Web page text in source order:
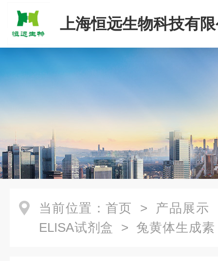
上海恒远生物科技有
当前位置： 首页 > 产品展示
ELISA试剂盒 > 兔黄体生成素